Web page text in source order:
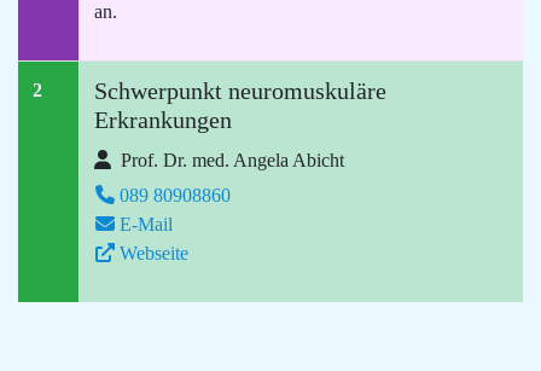
an.
2
Schwerpunkt neuromuskuläre
Erkrankungen
Prof. Dr. med. Angela Abicht
089 80908860
E-Mail
Webseite